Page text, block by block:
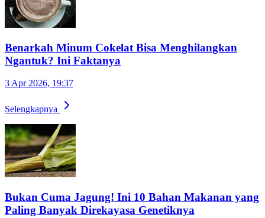
Benarkah Minum Cokelat Bisa Menghilangkan
Ngantuk? Ini Faktanya
3 Apr 2026, 19:37
Selengkapnya
Bukan Cuma Jagung! Ini 10 Bahan Makanan yang
Paling Banyak Direkayasa Genetiknya